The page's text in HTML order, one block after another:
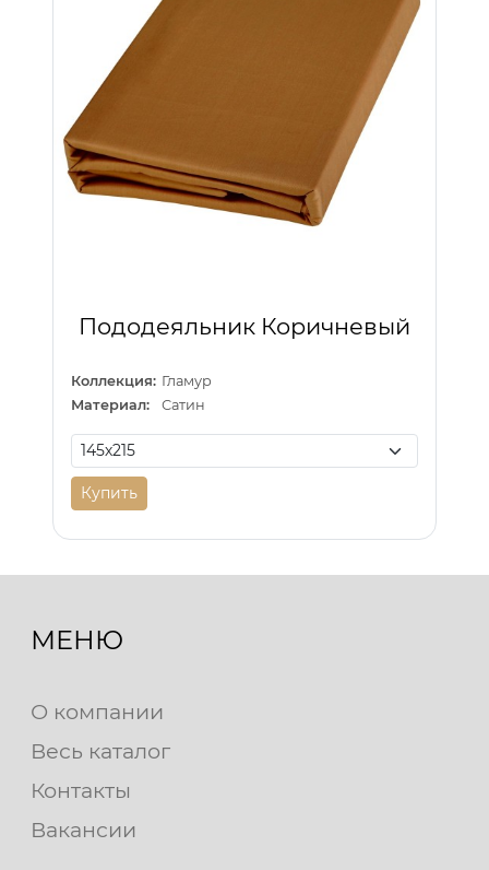
Пододеяльник Коричневый
Коллекция: Гламур
Материал:
Сатин
Купить
МЕНЮ
О компании
Весь каталог
Контакты
Вакансии